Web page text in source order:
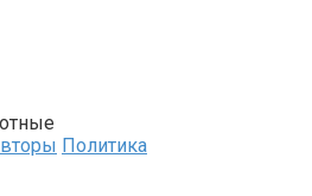
Политика